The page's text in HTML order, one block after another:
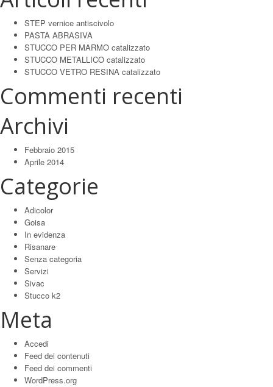
STEP vernice antiscivolo
PASTA ABRASIVA
STUCCO PER MARMO catalizzato
STUCCO METALLICO catalizzato
STUCCO VETRO RESINA catalizzato
Commenti recenti
Archivi
Febbraio 2015
Aprile 2014
Categorie
Adicolor
Goisa
In evidenza
Risanare
Senza categoria
Servizi
Sivac
Stucco k2
Meta
Accedi
Feed dei contenuti
Feed dei commenti
WordPress.org